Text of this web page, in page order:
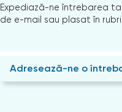
Expediază-ne întrebarea
de e-mail sau plasat în
Adresează-ne o